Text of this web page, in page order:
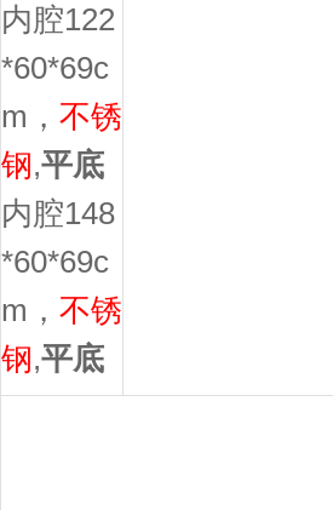
内腔122
*60*69c
m，不锈
钢,平底
内腔148
*60*69c
m，不锈
钢,平底